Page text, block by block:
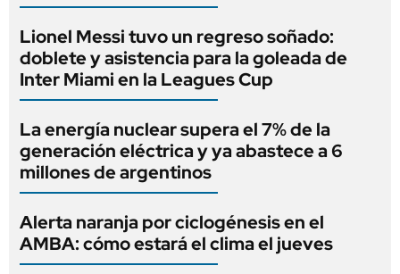
Lionel Messi tuvo un regreso soñado:
doblete y asistencia para la goleada de
Inter Miami en la Leagues Cup
La energía nuclear supera el 7% de la
generación eléctrica y ya abastece a 6
millones de argentinos
Alerta naranja por ciclogénesis en el
AMBA: cómo estará el clima el jueves